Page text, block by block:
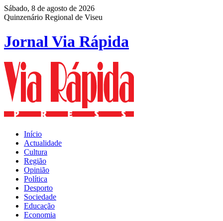
Sábado, 8 de agosto de 2026
Quinzenário Regional de Viseu
Jornal Via Rápida
Início
Actualidade
Cultura
Região
Opinião
Política
Desporto
Sociedade
Educação
Economia